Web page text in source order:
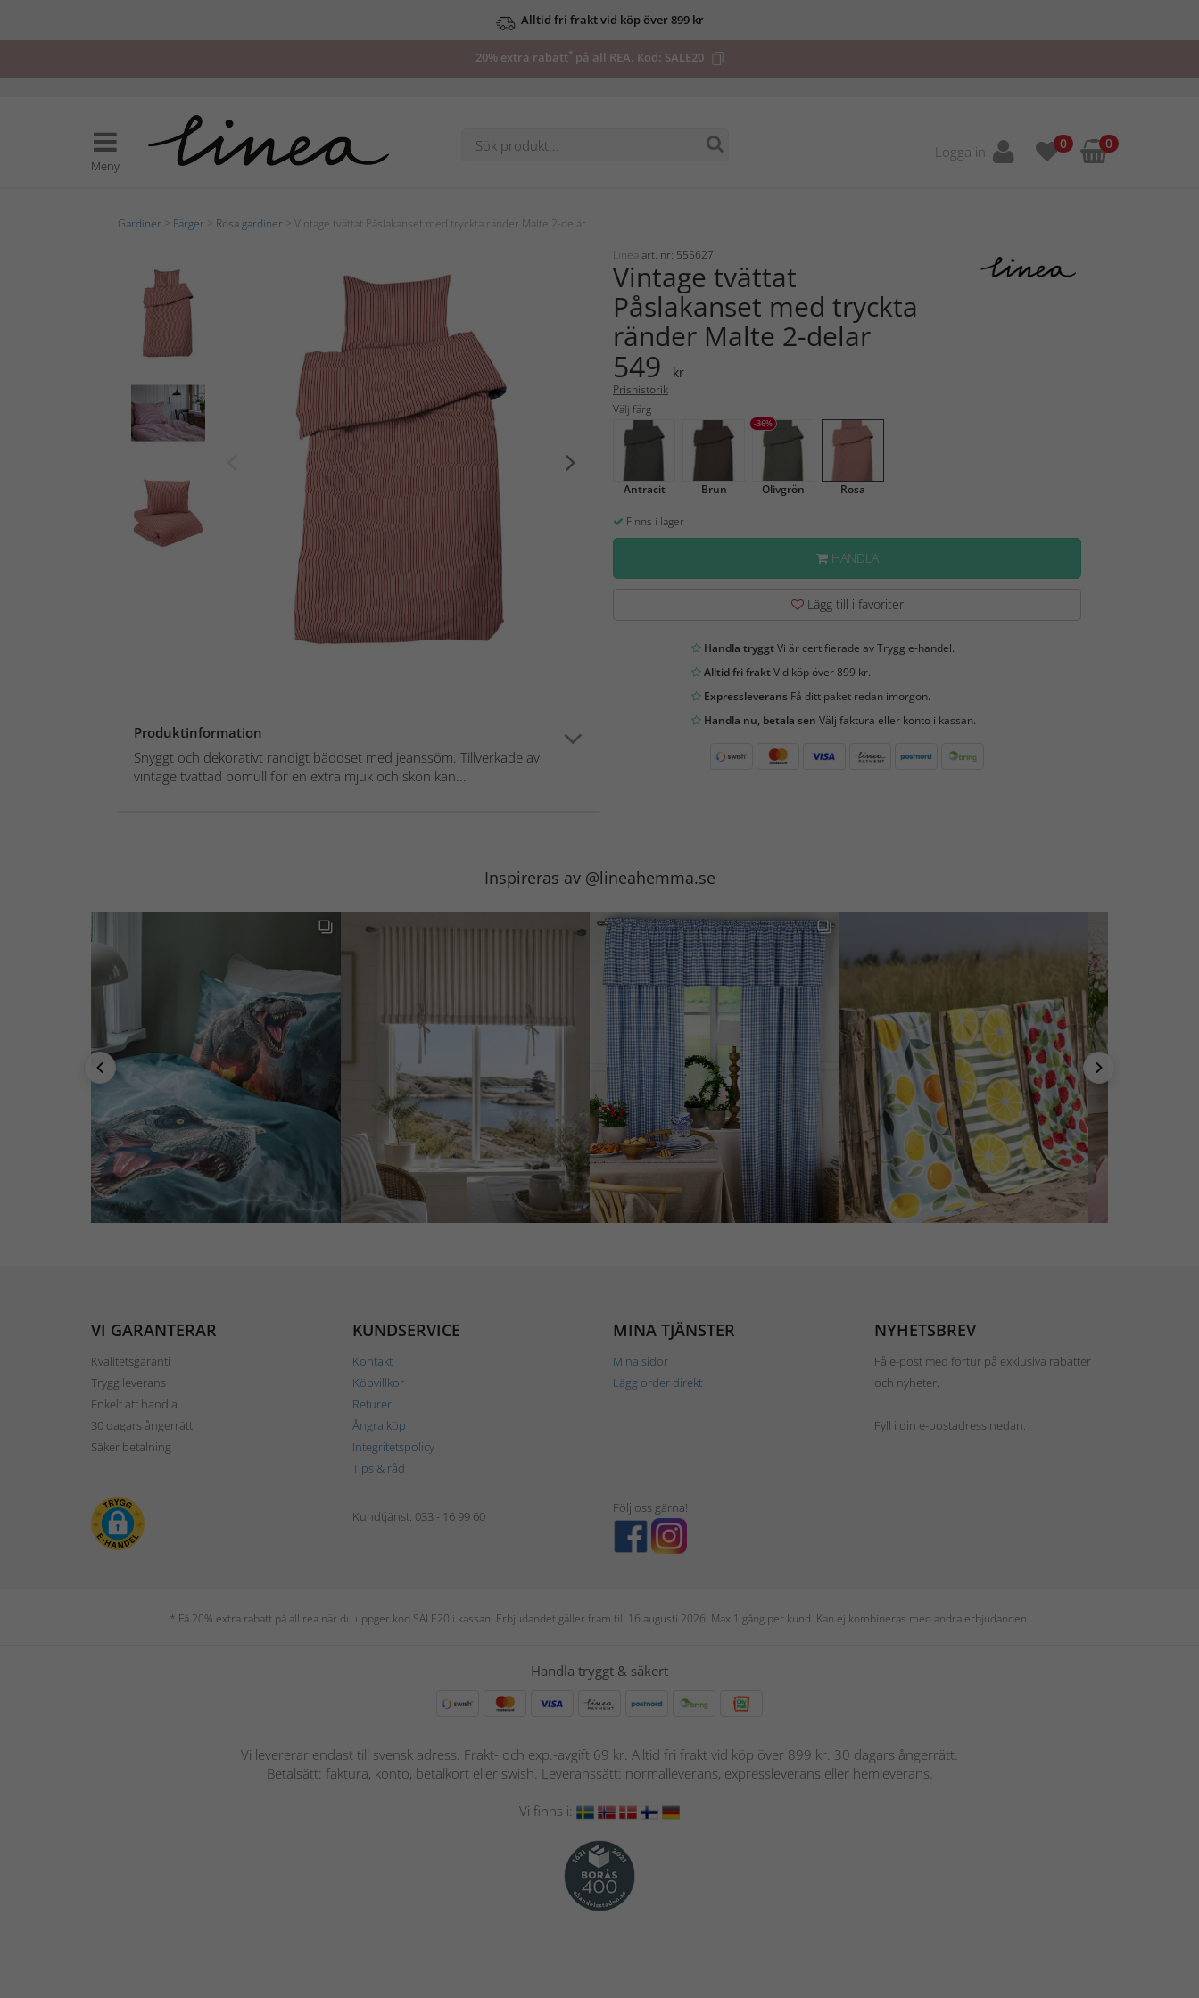
Alltid fri frakt vid köp över 899 kr
20% extra rabatt*på all REA. Kod: SALE20
Meny
Logga in 0 0
Gardiner Färger Rosa gardiner > Vintage tvättat Påslakanset med tryckta ränder Malte 2-delar
Produktinformation
Snyggt och dekorativt randigt bäddset med jeanssöm. Tillverkade av
vintage tvättad bomull för en extra mjuk och skön kän...
Linea art. nr: 555627
Vintage tvättat
Påslakanset med tryckta
ränder Malte 2-delar
549 kr
Prishistorik
Välj färg
Antracit Brun
-36%
Olivgrön Rosa
Finns i lager
HANDLA
Lägg till i favoriter
Handla tryggtVi är certifierade av Trygg e-handel.
Alltid fri fraktVid köp över 899 kr.
ExpressleveransFå ditt paket redan imorgon.
Handla nu, betala sen Välj faktura eller konto i kassan.
Inspireras av @lineahemma.se
VI GARANTERAR
Kvalitetsgaranti
Trygg leverans
Enkelt att handla
30 dagars ångerrätt
Säker betalning
KUNDSERVICE
Kontakt
Köpvillkor
Returer
Ångra köp
Integritetspolicy
Tips & råd
MINA TJÄNSTER
Mina sidor
Lägg order direkt
NYHETSBREV
Få e-post med förtur på exklusiva rabatter
och nyheter.
Fyll i din e-postadress nedan.
Kundtjänst: 033 - 16 99 60
Följ oss gärna!
* Få 20% extra rabatt på all rea när du uppger kod SALE20 i kassan. Erbjudandet gäller fram till 16 augusti 2026. Max 1 gång per kund. Kan ej kombineras med andra erbjudanden.
Handla tryggt & säkert
Vi levererar endast till svensk adress. Frakt- och exp.-avgift 69 kr. Alltid fri frakt vid köp över 899 kr. 30 dagars ångerrätt.
Betalsätt: faktura, konto, betalkort eller swish. Leveranssätt: normalleverans, expressleverans eller hemleverans.
Vi finns i: